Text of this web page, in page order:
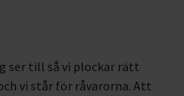
ser till så vi plockar rätt
vi står för råvarorna. Att